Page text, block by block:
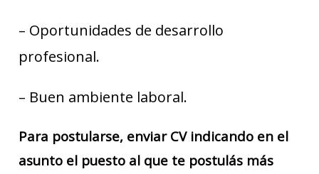
– Oportunidades de desarrollo
profesional.
– Buen ambiente laboral.
Para postularse, enviar CV indicando en el
asunto el puesto al que te postulás más